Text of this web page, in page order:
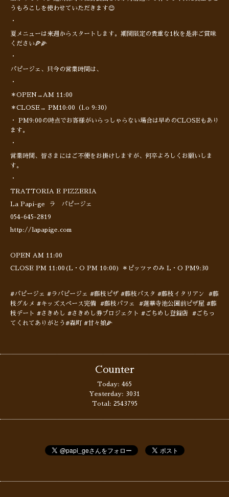
うもろこしを使わせていただきます😊
・
夏メニューは来週からスタートします。期間限定の貴重な1枚を是非ご賞味
ください🍕🌽
・
パピージェ、只今の営業時間は、
・
＊OPEN→AM 11:00
＊CLOSE→ PM10:00（l.o 9:30）
・ PM9:00の時点でお客様がいらっしゃらない場合は早めのCLOSEもあり
ます。
・
営業時間、皆さまにはご不便をお掛けしますが、何卒よろしくお願いしま
す。
・
TRATTORIA E PIZZERIA
La Papi-ge ラ パピージェ
054-645-2819
http://lapapige.com
OPEN AM 11:00
CLOSE PM 11:00(L・O PM 10:00) ＊ピッツァのみ L・O PM9:30
#パピージェ #ラパピージェ #藤枝ピザ #藤枝パスタ #藤枝イタリアン #藤
枝グルメ #キッズスペース完備 #藤枝パフェ #蓮華寺池公園前ピザ屋 #藤
枝デート #さきめし #さきめし券プロジェクト #ごちめし登録店 #ごちっ
てくれてありがとう#森町 #甘々娘🌽
Counter
Today: 465
Yesterday: 3031
Total: 2543795